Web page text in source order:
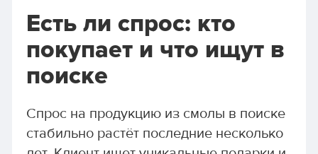
Есть ли спрос: кто
покупает и что ищут в
поиске
Спрос на продукцию из смолы в поиске
стабильно растёт последние несколько